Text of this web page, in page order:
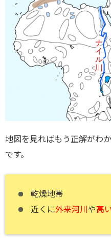
地図を見ればもう正解がわ
です。
乾燥地帯
近くに外来河川や高